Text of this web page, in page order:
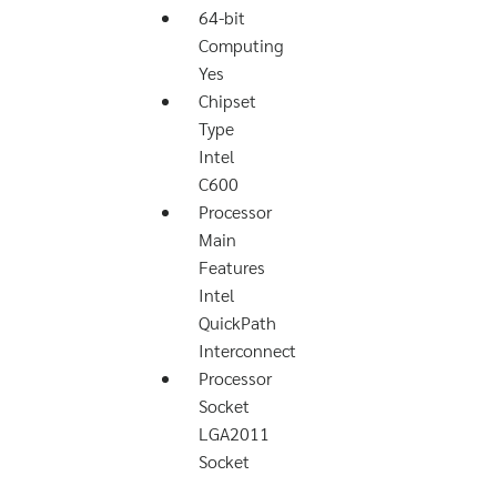
64-bit
Computing
Yes
Chipset
Type
Intel
C600
Processor
Main
Features
Intel
QuickPath
Interconnect
Processor
Socket
LGA2011
Socket